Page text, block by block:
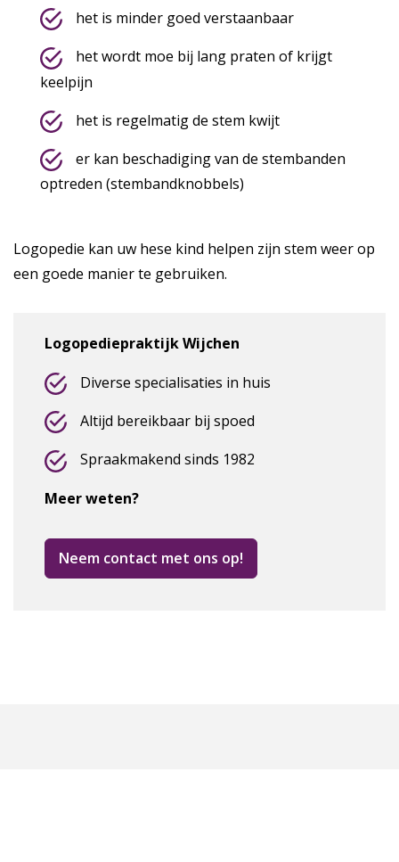
het is minder goed verstaanbaar
het wordt moe bij lang praten of krijgt
keelpijn
het is regelmatig de stem kwijt
er kan beschadiging van de stembanden
optreden (stembandknobbels)
Logopedie kan uw hese kind helpen zijn stem weer op
een goede manier te gebruiken.
Logopediepraktijk Wijchen
Diverse specialisaties in huis
Altijd bereikbaar bij spoed
Spraakmakend sinds 1982
Meer weten?
Neem contact met ons op!